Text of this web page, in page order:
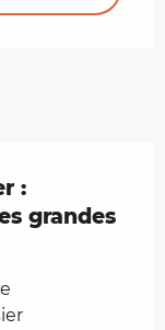
:
grandes